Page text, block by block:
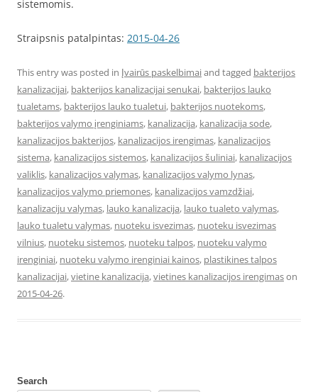
sistemomis.
Straipsnis patalpintas: 2015-04-26
This entry was posted in Įvairūs paskelbimaiand tagged bakterijos
kanalizacijai, bakterijos kanalizacijai senukai, bakterijos lauko
tualetams, bakterijos lauko tualetui, bakterijos nuotekoms,
bakterijos valymo įrenginiams, kanalizacija, kanalizacija sode,
kanalizacijos bakterijos, kanalizacijos irengimas, kanalizacijos
sistema, kanalizacijos sistemos, kanalizacijos šuliniai, kanalizacijos
valiklis, kanalizacijos valymas, kanalizacijos valymo lynas,
kanalizacijos valymo priemones, kanalizacijos vamzdžiai,
kanalizaciju valymas, lauko kanalizacija, lauko tualeto valymas,
lauko tualetu valymas, nuoteku isvezimas, nuoteku isvezimas
vilnius, nuoteku sistemos, nuoteku talpos, nuoteku valymo
irenginiai, nuoteku valymo irenginiai kainos, plastikines talpos
kanalizacijai,vietine kanalizacija,vietines kanalizacijos irengimason
2015-04-26.
Search